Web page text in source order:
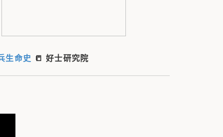
生命史 📒 好士研究院